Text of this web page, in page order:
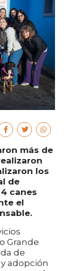
más de
los
de
canes
el
Grande
de
adopción